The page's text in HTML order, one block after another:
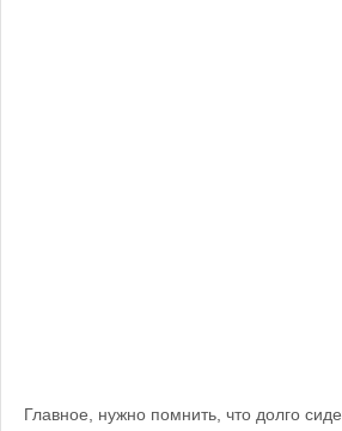
Главное, нужно помнить, что долго